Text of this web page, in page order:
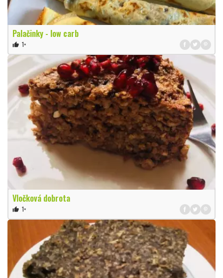
Palačinky - low carb
thumb_up 1×
Vločková dobrota
thumb_up 1×